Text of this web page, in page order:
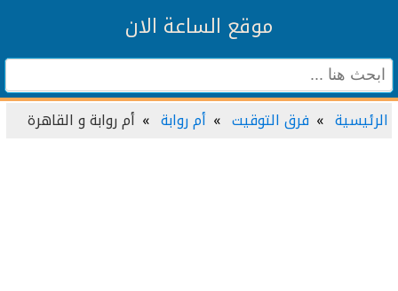
موقع الساعة الان
الرئيسية فرق التوقيت أم روابة أم روابة و القاهرة